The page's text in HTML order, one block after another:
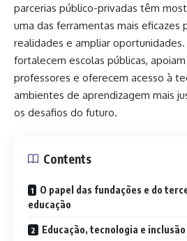
parcerias público-privadas têm
uma das ferramentas mais eficazes
realidades e ampliar oportunidades.
fortalecem escolas públicas,
professores e oferecem acesso à
ambientes de aprendizagem mais
os desafios do futuro.
Contents
O papel das fundações e do
educação
Educação, tecnologia e